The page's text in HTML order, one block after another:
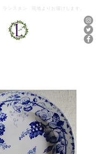
ンスタン 現地よりお届けします。